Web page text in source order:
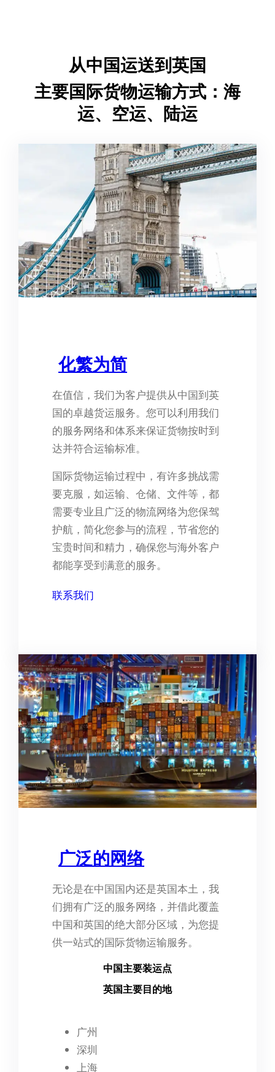
从中国运送到英国
主要国际货物运输方式：海
运、空运、陆运
化繁为简
在值信，我们为客户提供从中国到英
国的卓越货运服务。您可以利用我们
的服务网络和体系来保证货物按时到
达并符合运输标准。
国际货物运输过程中，有许多挑战需
要克服，如运输、仓储、文件等，都
需要专业且广泛的物流网络为您保驾
护航，简化您参与的流程，节省您的
宝贵时间和精力，确保您与海外客户
都能享受到满意的服务。
联系我们
广泛的网络
无论是在中国国内还是英国本土，我
们拥有广泛的服务网络，并借此覆盖
中国和英国的绝大部分区域，为您提
供一站式的国际货物运输服务。
中国主要装运点
英国主要目的地
广州
深圳
上海